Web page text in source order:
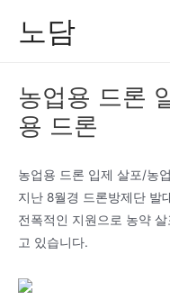
노담
농업용 드론
용 드론
농업용 드론 입제 살포/농
지난 8월경 드론방제단 발
전폭적인 지원으로 농약
고 있습니다.